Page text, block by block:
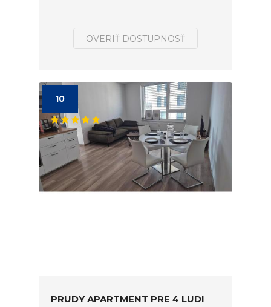
OVERIŤ DOSTUPNOSŤ
10
PRUDY APARTMENT PRE 4 LUDI